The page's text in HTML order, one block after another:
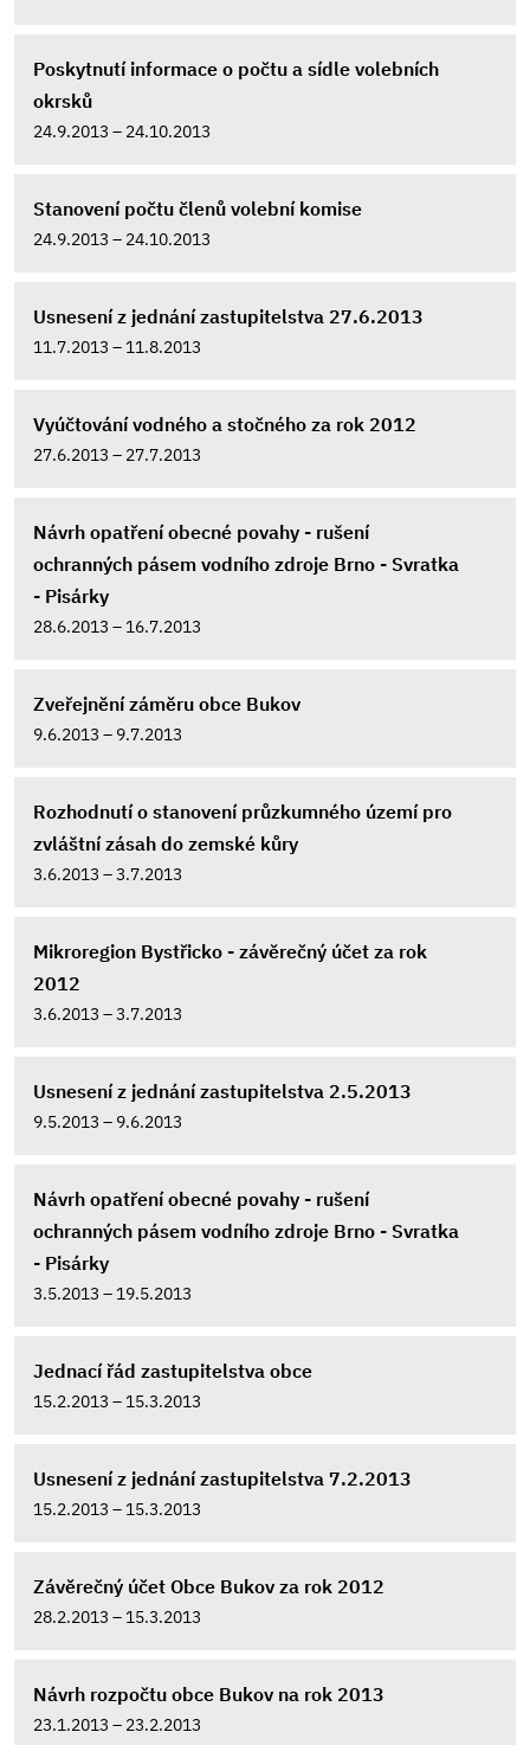
Poskytnutí informace o počtu a sídle volebních
okrsků
24.9.2013 – 24.10.2013
Stanovení počtu členů volební komise
24.9.2013 – 24.10.2013
Usnesení z jednání zastupitelstva 27.6.2013
11.7.2013 – 11.8.2013
Vyúčtování vodného a stočného za rok 2012
27.6.2013 – 27.7.2013
Návrh opatření obecné povahy - rušení
ochranných pásem vodního zdroje Brno - Svratka
- Pisárky
28.6.2013 – 16.7.2013
Zveřejnění záměru obce Bukov
9.6.2013 – 9.7.2013
Rozhodnutí o stanovení průzkumného území pro
zvláštní zásah do zemské kůry
3.6.2013 – 3.7.2013
Mikroregion Bystřicko - závěrečný účet za rok
2012
3.6.2013 – 3.7.2013
Usnesení z jednání zastupitelstva 2.5.2013
9.5.2013 – 9.6.2013
Návrh opatření obecné povahy - rušení
ochranných pásem vodního zdroje Brno - Svratka
- Pisárky
3.5.2013 – 19.5.2013
Jednací řád zastupitelstva obce
15.2.2013 – 15.3.2013
Usnesení z jednání zastupitelstva 7.2.2013
15.2.2013 – 15.3.2013
Závěrečný účet Obce Bukov za rok 2012
28.2.2013 – 15.3.2013
Návrh rozpočtu obce Bukov na rok 2013
23.1.2013 – 23.2.2013